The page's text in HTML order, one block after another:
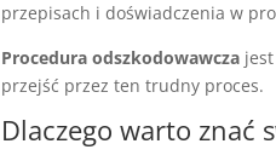
przepisach i doświadczenia w
Procedura odszkodowawcza
przejść przez ten trudny proces.
Dlaczego warto znać